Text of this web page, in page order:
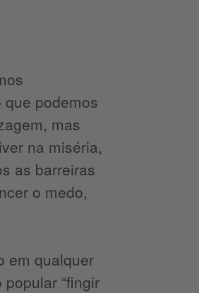
podemos
mas
na miséria,
as barreiras
o medo,
em qualquer
“fingir